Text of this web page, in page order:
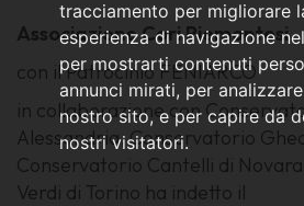
tracciamento per migliorare
esperienza di navigazione
per mostrarti contenuti
annunci mirati, per
nostro sito, e per capire da
nostri visitatori.
Associazione Cori Piemontesi
con il Patrocinio FENIARCO
in collaborazione con
Alessandria, Conservatorio
Conservatorio Cantelli di
Verdi di Torino ha indetto il